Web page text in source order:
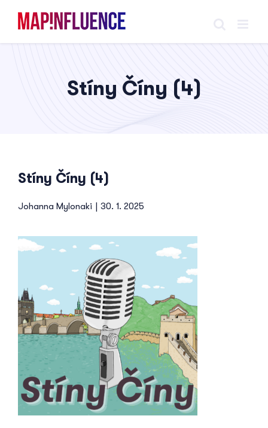
Skip
content
Stíny Číny (4)
Stíny Číny (4)
Johanna Mylonaki | 30. 1. 2025